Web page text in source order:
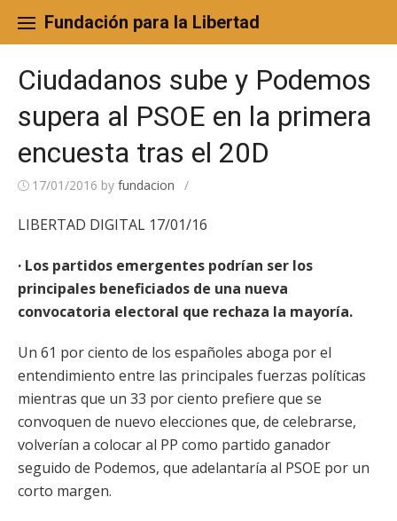
content
Fundación para la Libertad
Ciudadanos sube y Podemos
supera al PSOE en la primera
encuesta tras el 20D
17/01/2016 by fundacion /
LIBERTAD DIGITAL 17/01/16
· Los partidos emergentes podrían ser los
principales beneficiados de una nueva
convocatoria electoral que rechaza la mayoría.
Un 61 por ciento de los españoles aboga por el
entendimiento entre las principales fuerzas políticas
mientras que un 33 por ciento prefiere que se
convoquen de nuevo elecciones que, de celebrarse,
volverían a colocar al PP como partido ganador
seguido de Podemos, que adelantaría al PSOE por un
corto margen.